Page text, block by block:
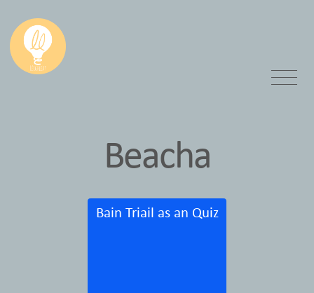
Beacha
Bain Triail as an Quiz